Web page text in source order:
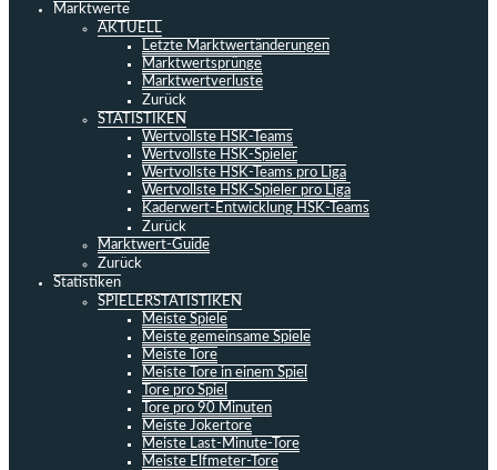
Marktwerte
AKTUELL
Letzte Marktwertänderungen
Marktwertsprünge
Marktwertverluste
Zurück
STATISTIKEN
Wertvollste HSK-Teams
Wertvollste HSK-Spieler
Wertvollste HSK-Teams pro Liga
Wertvollste HSK-Spieler pro Liga
Kaderwert-Entwicklung HSK-Teams
Zurück
Marktwert-Guide
Zurück
Statistiken
SPIELERSTATISTIKEN
Meiste Spiele
Meiste gemeinsame Spiele
Meiste Tore
Meiste Tore in einem Spiel
Tore pro Spiel
Tore pro 90 Minuten
Meiste Jokertore
Meiste Last-Minute-Tore
Meiste Elfmeter-Tore